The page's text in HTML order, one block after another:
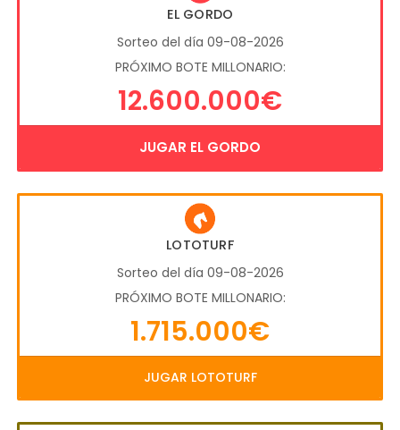
EL GORDO
Sorteo del día 09-08-2026
PRÓXIMO BOTE MILLONARIO:
12.600.000€
JUGAR EL GORDO
LOTOTURF
Sorteo del día 09-08-2026
PRÓXIMO BOTE MILLONARIO:
1.715.000€
JUGAR LOTOTURF